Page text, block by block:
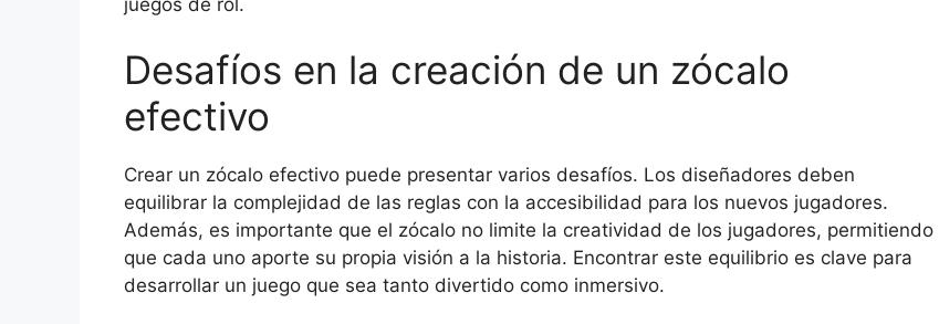
Desafíos en la creación de un zócalo
efectivo
Crear un zócalo efectivo puede presentar varios desafíos. Los diseñadores deben
equilibrar la complejidad de las reglas con la accesibilidad para los nuevos jugadores.
Además, es importante que el zócalo no limite la creatividad de los jugadores, permitiendo
que cada uno aporte su propia visión a la historia. Encontrar este equilibrio es clave para
desarrollar un juego que sea tanto divertido como inmersivo.